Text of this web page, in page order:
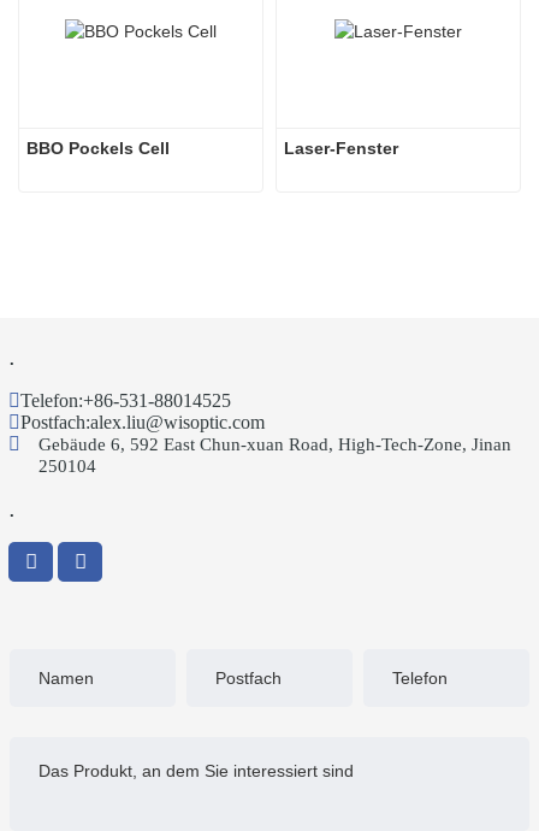
BBO Pockels Cell Laser-Fenster
.
Telefon:+86-531-88014525
Postfach:alex.liu@wisoptic.com
Gebäude 6, 592 East Chun-xuan Road, High-Tech-Zone, Jinan
250104
.